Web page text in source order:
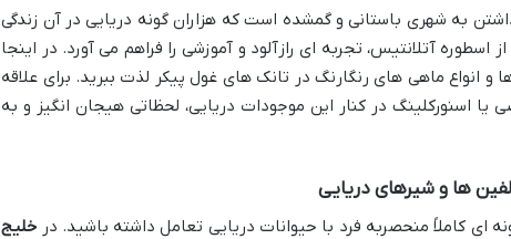
به شهری باستانی و گمشده است که هزاران گونه دریایی در آن زندگی
اسطوره آتلانتیس، تجربه ای رازآلود و آموزشی را فراهم می آورد. در اینجا
و انواع ماهی های رنگارنگ در تانک های غول پیکر لذت ببرید. برای علاقه
اسنورکلینگ در کنار این موجودات دریایی، لحظاتی هیجان انگیز و به
ها و شیرهای دریایی
ای کاملاً منحصربه فرد با حیوانات دریایی تعامل داشته باشید. در خلیج